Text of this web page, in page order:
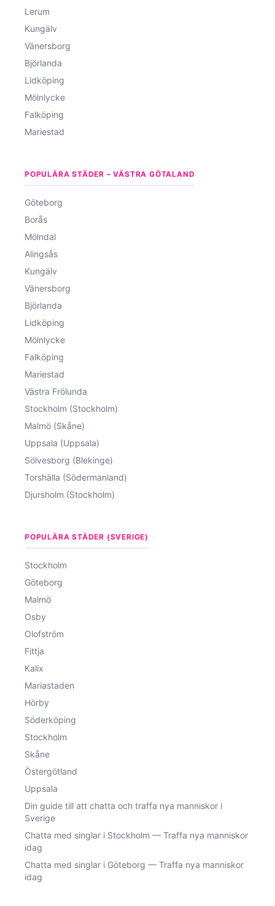
Lerum
Kungälv
Vänersborg
Björlanda
Lidköping
Mölnlycke
Falköping
Mariestad
POPULÄRA STÄDER – VÄSTRA GÖTALAND
Göteborg
Borås
Mölndal
Alingsås
Kungälv
Vänersborg
Björlanda
Lidköping
Mölnlycke
Falköping
Mariestad
Västra Frölunda
Stockholm (Stockholm)
Malmö (Skåne)
Uppsala (Uppsala)
Sölvesborg (Blekinge)
Torshälla (Södermanland)
Djursholm (Stockholm)
POPULÄRA STÄDER (SVERIGE)
Stockholm
Göteborg
Malmö
Osby
Olofström
Fittja
Kalix
Mariastaden
Hörby
Söderköping
Stockholm
Skåne
Östergötland
Uppsala
Din guide till att chatta och traffa nya manniskor i
Sverige
Chatta med singlar i Stockholm — Traffa nya manniskor
idag
Chatta med singlar i Göteborg — Traffa nya manniskor
idag